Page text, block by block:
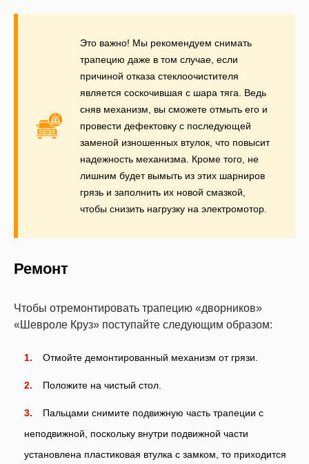
Это важно! Мы рекомендуем снимать
трапецию даже в том случае, если
причиной отказа стеклоочистителя
является соскочившая с шара тяга. Ведь
сняв механизм, вы сможете отмыть его и
провести дефектовку с последующей
заменой изношенных втулок, что повысит
надежность механизма. Кроме того, не
лишним будет вымыть из этих шарниров
грязь и заполнить их новой смазкой,
чтобы снизить нагрузку на электромотор.
Ремонт
Чтобы отремонтировать трапецию «дворников»
«Шевроле Круз» поступайте следующим образом:
Отмойте демонтированный механизм от грязи.
Положите на чистый стол.
Пальцами снимите подвижную часть трапеции с
неподвижной, поскольку внутри подвижной части
установлена пластиковая втулка с замком, то приходится